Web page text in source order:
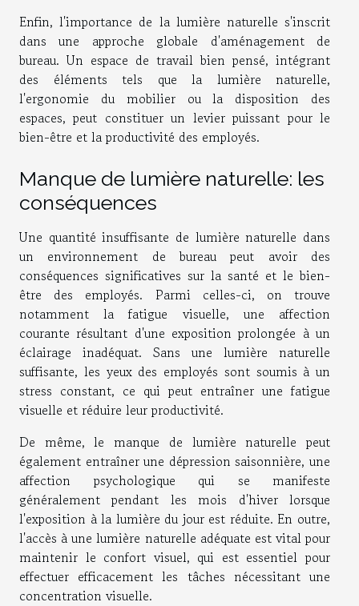
Enfin, l'importance de la lumière naturelle s'inscrit
dans une approche globale d'aménagement de
bureau. Un espace de travail bien pensé, intégrant
des éléments tels que la lumière naturelle,
l'ergonomie du mobilier ou la disposition des
espaces, peut constituer un levier puissant pour le
bien-être et la productivité des employés.
Manque de lumière naturelle: les
conséquences
Une quantité insuffisante de lumière naturelle dans
un environnement de bureau peut avoir des
conséquences significatives sur la santé et le bien-
être des employés. Parmi celles-ci, on trouve
notamment la fatigue visuelle, une affection
courante résultant d'une exposition prolongée à un
éclairage inadéquat. Sans une lumière naturelle
suffisante, les yeux des employés sont soumis à un
stress constant, ce qui peut entraîner une fatigue
visuelle et réduire leur productivité.
De même, le manque de lumière naturelle peut
également entraîner une dépression saisonnière, une
affection psychologique qui se manifeste
généralement pendant les mois d'hiver lorsque
l'exposition à la lumière du jour est réduite. En outre,
l'accès à une lumière naturelle adéquate est vital pour
maintenir le confort visuel, qui est essentiel pour
effectuer efficacement les tâches nécessitant une
concentration visuelle.